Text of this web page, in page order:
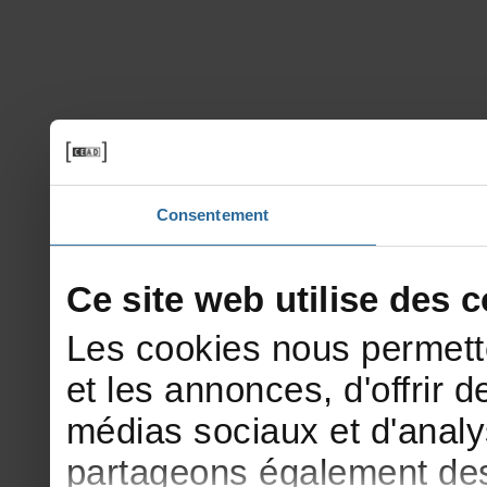
Consentement